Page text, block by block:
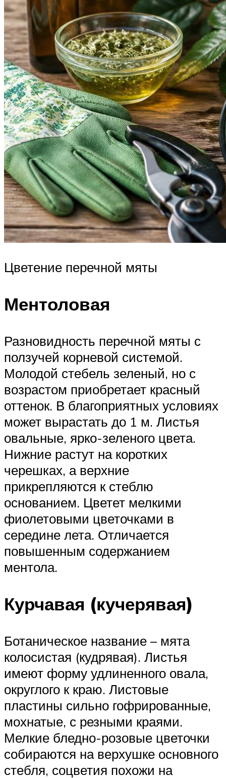
Цветение перечной мяты
Ментоловая
Разновидность перечной мяты с
ползучей корневой системой.
Молодой стебель зеленый, но с
возрастом приобретает красный
оттенок. В благоприятных условиях
может вырастать до 1 м. Листья
овальные, ярко-зеленого цвета.
Нижние растут на коротких
черешках, а верхние
прикрепляются к стеблю
основанием. Цветет мелкими
фиолетовыми цветочками в
середине лета. Отличается
повышенным содержанием
ментола.
Курчавая (кучерявая)
Ботаническое название – мята
колосистая (кудрявая). Листья
имеют форму удлиненного овала,
округлого к краю. Листовые
пластины сильно гофрированные,
мохнатые, с резными краями.
Мелкие бледно-розовые цветочки
собираются на верхушке основного
стебля, соцветия похожи на